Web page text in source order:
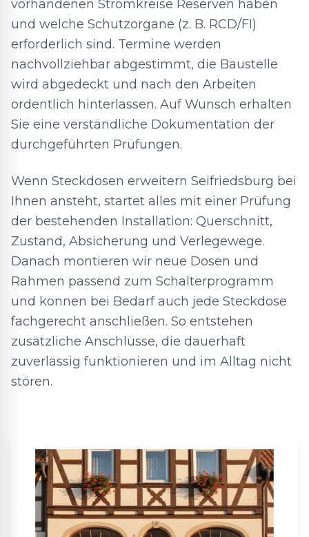
vorhandenen Stromkreise Reserven haben
und welche Schutzorgane (z. B. RCD/FI)
erforderlich sind. Termine werden
nachvollziehbar abgestimmt, die Baustelle
wird abgedeckt und nach den Arbeiten
ordentlich hinterlassen. Auf Wunsch erhalten
Sie eine verständliche Dokumentation der
durchgeführten Prüfungen.
Wenn Steckdosen erweitern Seifriedsburg bei
Ihnen ansteht, startet alles mit einer Prüfung
der bestehenden Installation: Querschnitt,
Zustand, Absicherung und Verlegewege.
Danach montieren wir neue Dosen und
Rahmen passend zum Schalterprogramm
und können bei Bedarf auch jede Steckdose
fachgerecht anschließen. So entstehen
zusätzliche Anschlüsse, die dauerhaft
zuverlässig funktionieren und im Alltag nicht
stören.